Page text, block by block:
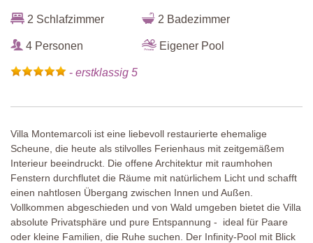
2 Schlafzimmer 2 Badezimmer
4 Personen Eigener Pool
- erstklassig 5
Villa Montemarcoli ist eine liebevoll restaurierte ehemalige
Scheune, die heute als stilvolles Ferienhaus mit zeitgemäßem
Interieur beeindruckt. Die offene Architektur mit raumhohen
Fenstern durchflutet die Räume mit natürlichem Licht und schafft
einen nahtlosen Übergang zwischen Innen und Außen.
Vollkommen abgeschieden und von Wald umgeben bietet die Villa
absolute Privatsphäre und pure Entspannung - ideal für Paare
oder kleine Familien, die Ruhe suchen. Der Infinity‑Pool mit Blick